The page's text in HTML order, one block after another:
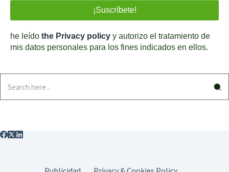
he leído the Privacy policy y autorizo el tratamiento de
mis datos personales para los fines indicados en ellos.